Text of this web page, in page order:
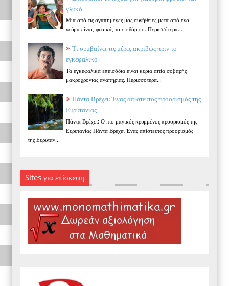
γλυκό
Μια από τις αγαπημένες μας συνήθειες μετά από ένα
γεύμα είναι, φυσικά, το επιδόρπιο. Περισσότερα...
Τι συμβαίνει τις μέρες ακριβώς πριν το
εγκεφαλικό
Τα εγκεφαλικά επεισόδια είναι κύρια αιτία σοβαρής
μακροχρόνιας αναπηρίας. Περισσότερα...
Πάντα Βρέχει: Ένας απίστευτος προορισμός της
Ευρυτανίας
Πάντα Βρέχει: Ο πιο μαγικός κρυμμένος προορισμός της
Ευρυτανίας Πάντα Βρέχει Ένας απίστευτος προορισμός
της Ευρυταν...
Sites για επίσκεψη